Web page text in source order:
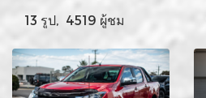
13 รูป, 4519 ผู้ชม